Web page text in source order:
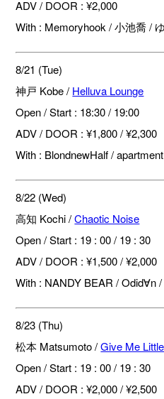
ADV / DOOR : ¥2,000
With : Memoryhook / 小池喬 /
8/21 (Tue)
神戸 Kobe /Helluva Lounge
Open / Start : 18:30 / 19:00
ADV / DOOR : ¥1,800 / ¥2,300
With : BlondnewHalf /
8/22 (Wed)
高知 Kochi /Chaotic Noise
Open / Start : 19 : 00 / 19 : 30
ADV / DOOR : ¥1,500 / ¥2,000
With : NANDY BEAR / Odid∀n
8/23 (Thu)
松本 Matsumoto /Give Me
Open / Start : 19 : 00 / 19 : 30
ADV / DOOR : ¥2,000 / ¥2,500